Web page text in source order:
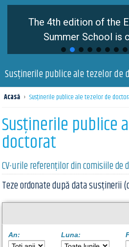
The 4th edition of the
Summer School is
Susţinerile publice ale tezelor de
Acasă › Susţinerile publice ale tezelor de
Susţinerile publice
doctorat
CV-urile referenților din comisiile de
Teze ordonate după data susținerii
An: Luna: